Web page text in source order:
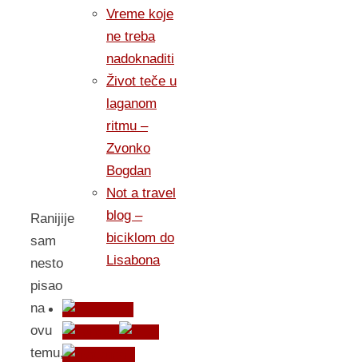
Ranijije
sam
nesto
pisao
na
ovu
temu,
Vreme koje
ne treba
nadoknaditi
Život teče u
laganom
ritmu –
Zvonko
Bogdan
Not a travel
blog –
biciklom do
Lisabona